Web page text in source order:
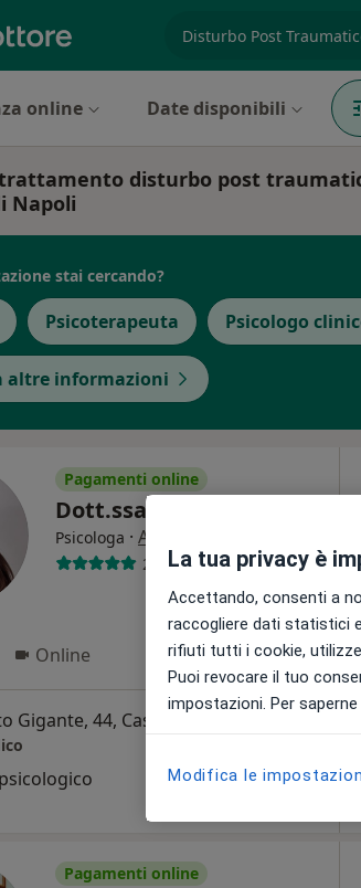
online Date disponibili
disturbo post
Napoli
stai cercando?
Psicoterapeuta Psicologo
altre informazioni
Pagamenti online
Dott.ssa Ilaria Zaccaro
Psicologa · Altro
29 recensioni
Online
Gigante, 44, Casoria
50 €
Pagamenti online
La tua privacy è
Accettando, consenti a
raccogliere dati statistici
rifiuti tutti i cookie,
Puoi revocare il tuo
impostazioni. Per
Modifica le